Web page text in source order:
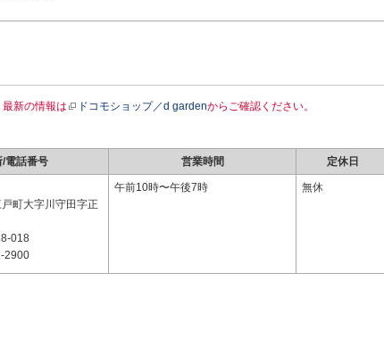
新の情報は ドコモショップ／d gardenからご確認ください。
/電話番号 営業時間 定休日
町大字川守田字正
018
2900
午前10時〜午後7時 無休